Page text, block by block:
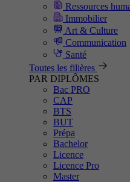
Ressources
Immobilier
Art & Culture
Communication
Santé
Toutes les filières
PAR DIPLÔMES
Bac PRO
CAP
BTS
BUT
Prépa
Bachelor
Licence
Licence Pro
Master